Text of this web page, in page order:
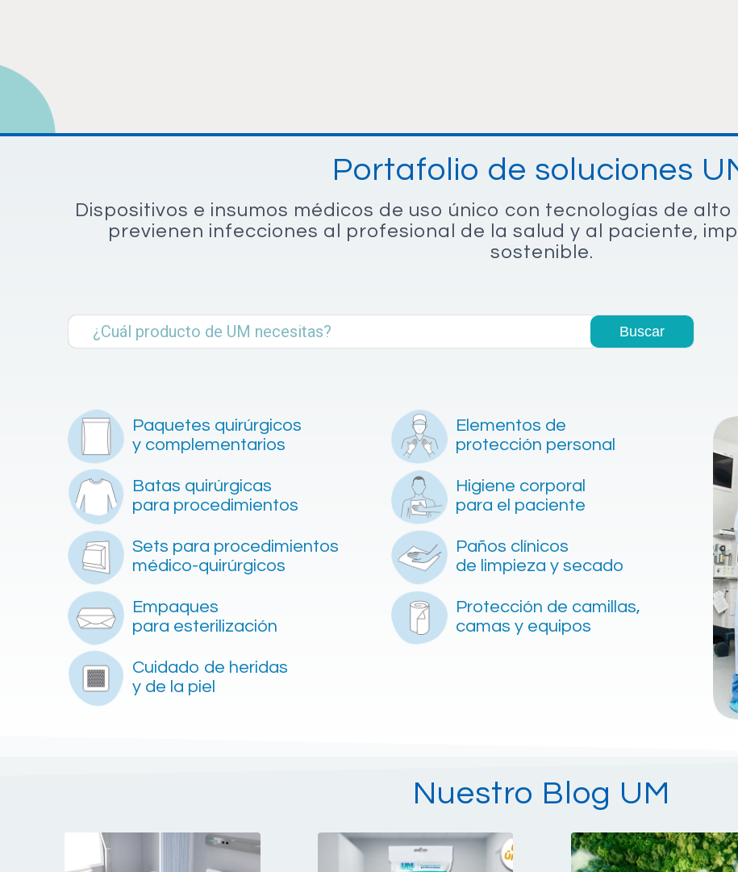
Portafolio de soluciones
Dispositivos e insumos médicos de uso único con tecnologías de
previenen infecciones al profesional de la salud y al paciente,
sostenible.
Paquetes quirúrgicos
y complementarios
Batas quirúrgicas
para procedimientos
Sets para procedimientos
médico-quirúrgicos
Empaques
para esterilización
Cuidado de heridas
y de la piel
Elementos de
protección personal
Higiene corporal
para el paciente
Paños clínicos
de limpieza y secado
Protección de camillas,
camas y equipos
Nuestro Blog UM